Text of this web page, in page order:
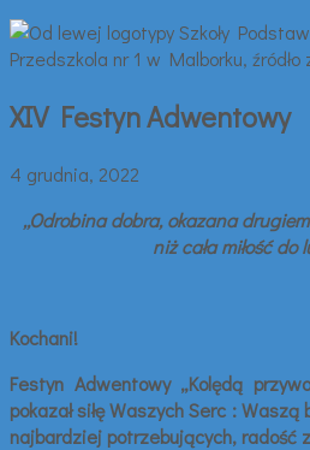
XIV Festyn Adwentowy
4 grudnia, 2022
„Odrobina dobra, okazana
niż cała miłość do
Kochani!
Festyn Adwentowy „Kolędą
pokazał siłę Waszych Serc :
najbardziej potrzebujących, radość